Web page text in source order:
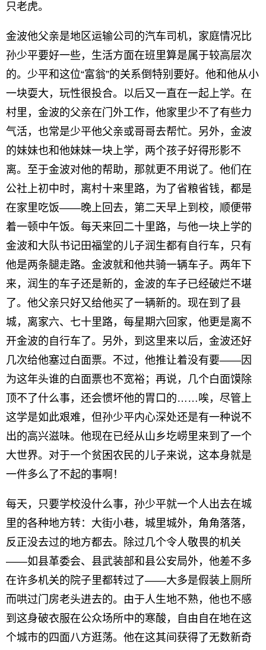
只老虎。
金波他父亲是地区运输公司的汽车司机，家庭情况比
孙少平要好一些，生活方面在班里算是属于较高层次
的。少平和这位“富翁”的关系倒特别要好。他和他从小
一块耍大，玩性很投合。以后又一直在一起上学。在
村里，金波的父亲在门外工作，他家里少不了有些力
气活，也常是少平他父亲或哥哥去帮忙。另外，金波
的妹妹也和他妹妹一块上学，两个孩子好得形影不
离。至于金波对他的帮助，那就更不用说了。他们在
公社上初中时，离村十来里路，为了省粮省钱，都是
在家里吃饭——晚上回去，第二天早上到校，顺便带
着一顿中午饭。每天来回二十里路，与他一块上学的
金波和大队书记田福堂的儿子润生都有自行车，只有
他是两条腿走路。金波就和他共骑一辆车子。两年下
来，润生的车子还是新的，金波的车子已经破烂不堪
了。他父亲只好又给他买了一辆新的。现在到了县
城，离家六、七十里路，每星期六回家，他更是离不
开金波的自行车了。另外，到这里来以后，金波还好
几次给他塞过白面票。不过，他推让着没有要——因
为这年头谁的白面票也不宽裕；再说，几个白面馍除
顶不了什么事，还会惯坏他的胃口的……唉，尽管上
这学是如此艰难，但孙少平内心深处还是有一种说不
出的高兴滋味。他现在已经从山乡圪崂里来到了一个
大世界。对于一个贫困农民的儿子来说，这本身就是
一件多么了不起的事啊！
每天，只要学校没什么事，孙少平就一个人出去在城
里的各种地方转：大街小巷，城里城外，角角落落，
反正没去过的地方都去。除过几个令人敬畏的机关
——如县革委会、县武装部和县公安局外，他差不多
在许多机关的院子里都转过了——大多是假装上厕所
而哄过门房老头进去的。由于人生地不熟，他也不感
到这身破衣服在公众场所中的寒酸，自由自在地在这
个城市的四面八方逛荡。他在这其间获得了无数新奇